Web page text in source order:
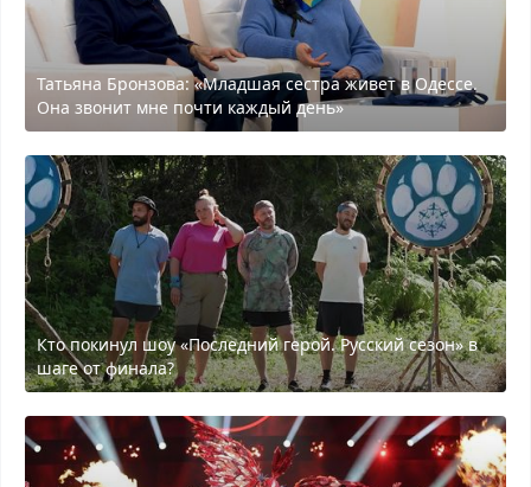
Татьяна Бронзова: «Младшая сестра живет в Одессе.
Она звонит мне почти каждый день»
Кто покинул шоу «Последний герой. Русский сезон» в
шаге от финала?